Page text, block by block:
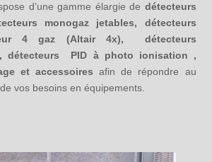
d’une gamme élargie de détecteurs
monogaz jetables, détecteurs
4 gaz (Altair 4x), détecteurs
détecteurs PID à photo ionisation ,
et accessoires afin de répondre au
vos besoins en équipements.